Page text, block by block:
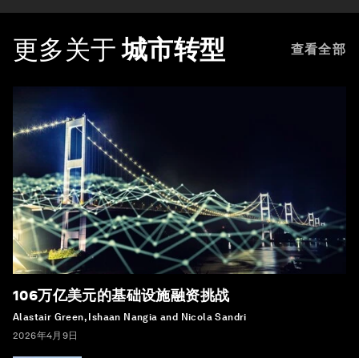
更多关于 城市转型 查看全部
106万亿美元的基础设施融资挑战
Alastair Green, Ishaan Nangia and Nicola Sandri
2026年4月9日